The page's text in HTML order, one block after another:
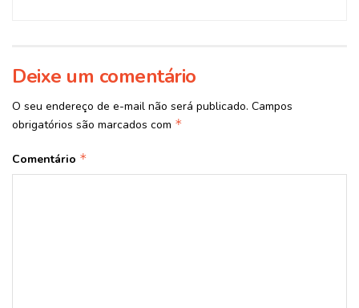
Deixe um comentário
O seu endereço de e-mail não será publicado. Campos
obrigatórios são marcados com *
Comentário *